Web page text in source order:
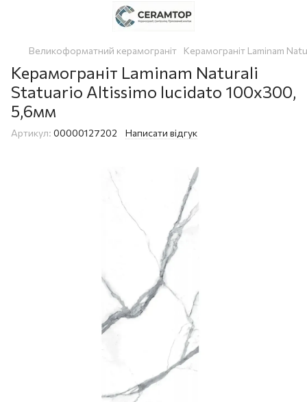
Великоформатний керамограніт Керамограніт Laminam
Керамограніт Laminam Naturali
Statuario Altissimo lucidato 100x300,
5,6мм
Артикул: 00000127202 Написати відгук